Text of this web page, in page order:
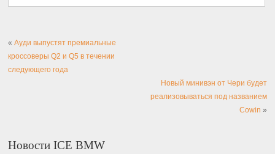
«Ауди выпустят премиальные
кроссоверы Q2 и Q5 в течении
следующего года
Новый минивэн от Чери будет
реализовываться под названием
Cowin »
Новости ICE BMW